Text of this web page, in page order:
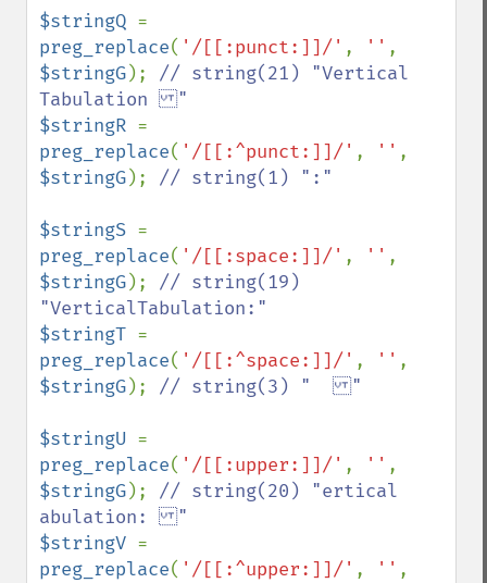
$stringQ
preg_replace( '/[[:punct:]]/' , ''
$stringG); // string(21) "Vertical
$stringR
preg_replace( '/[[:^punct:]]/' , ''
$stringG); // string(1) ":"
$stringS
preg_replace( '/[[:space:]]/' , ''
$stringG); // string(19)
$stringT
preg_replace( '/[[:^space:]]/' , ''
$stringG); // string(3) "  "
$stringU
preg_replace( '/[[:upper:]]/' , ''
$stringG); // string(20) "ertical
$stringV
preg_replace( '/[[:^upper:]]/' , ''